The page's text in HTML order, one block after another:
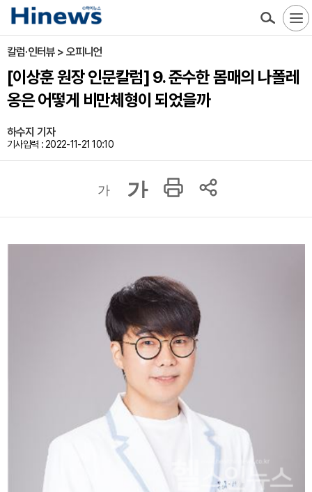
칼럼·인터뷰 > 오피니언
[이상훈 원장 인문칼럼] 9. 준수한 몸매의 나폴레
옹은 어떻게 비만체형이 되었을까
하수지 기자
기사입력 : 2022-11-21 10:10
가 가